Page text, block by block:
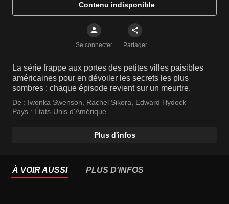
Contenu indisponible
Se connecter Partager
La série frappe aux portes des petites villes paisibles
américaines pour en dévoiler les secrets les plus
sombres : chaque épisode revient sur un meurtre.
De : Iwonka Swenson Rachel Sikora
Edward Hydock
Pays : États-Unis d'Amérique
Plus d'infos
À VOIR AUSSI PLUS D'INFOS